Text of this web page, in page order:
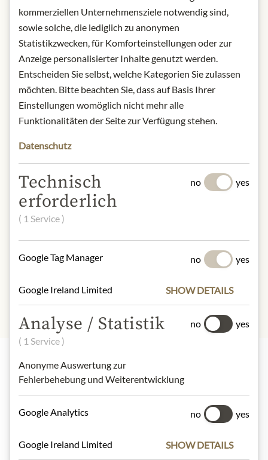
The Viennese District Beekeepers
The Viennese beekeepers, who have
made it their goal to bring bees and
people together in the city,
currently look after over 250 bee
colonies at almost 50 locations in
Vienna.
Product name: Honey.
Net quantity: 120 g
Storage: store away from light and
heat.
Contact: Beekeeping Dr. Matthias
Kopetzky; Arbeitergasse 6/1, 1050
Vienna, Austria.
* Wir bitten um Verständnis, dass das
Produktdesign von der Abbildung
Nejlepší z našeho sortimentu
kommerziellen Unternehmensziele notwendig sind,
sowie solche, die lediglich zu anonymen
Statistikzwecken, für Komforteinstellungen oder zur
Anzeige personalisierter Inhalte genutzt werden.
Entscheiden Sie selbst, welche Kategorien Sie zulassen
möchten. Bitte beachten Sie, dass auf Basis Ihrer
Einstellungen womöglich nicht mehr alle
Funktionalitäten der Seite zur Verfügung stehen.
Datenschutz
Technisch
erforderlich
( 1 Service )
no yes
Google Tag Manager no yes
Google Ireland Limited SHOW DETAILS
Analyse / Statistik
( 1 Service )
Anonyme Auswertung zur
Fehlerbehebung und Weiterentwicklung
no yes
Google Analytics no yes
Google Ireland Limited SHOW DETAILS